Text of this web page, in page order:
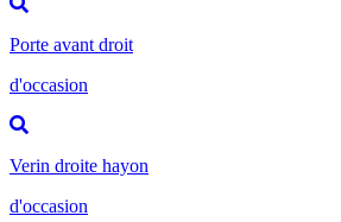
Porte avant droit
d'occasion
Verin droite hayon
d'occasion